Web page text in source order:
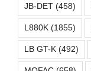
JB-DET (458)
L880K (1855)
LB GT-K (492)